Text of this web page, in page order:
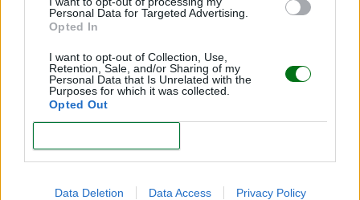
Personal Data for Targeted Advertising.
Opted In
I want to opt-out of Collection, Use,
Retention, Sale, and/or Sharing of my
Personal Data that Is Unrelated with the
Purposes for which it was collected.
Opted Out
Data Deletion Data Access Privacy Policy
Síndrome del bebé alcohólico: lo que debes saber
LEER